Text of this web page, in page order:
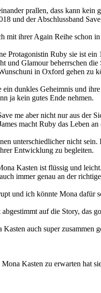
prallen, dass kann kein
und der Abschlussband
mit ihrer Again Reihe schon
Protagonistin Ruby sie ist
und Glamour beherrschen
in Oxford gehen zu
ein dunkles Geheimnis und
ja kein gutes Ende nehmen.
me aber nicht nur aus der
macht Ruby das Leben
unterschiedlicher nicht
Entwicklung zu begleiten.
Kasten ist flüssig und
immer genau an der
und ich könnte Mona dafür
auf die Story, das
auch super zusammen
Kasten zu erwarten hat